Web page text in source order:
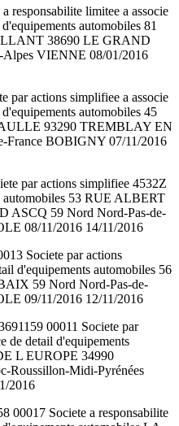
responsabilite limitee a associe
automobiles 81
38690 LE GRAND
Alpes VIENNE 08/01/2016
par actions simplifiee a associe
automobiles 45
93290 TREMBLAY EN
France BOBIGNY 07/11/2016
par actions simplifiee 4532Z
automobiles 53 RUE ALBERT
59 Nord Nord-Pas-de-
08/11/2016 14/11/2016
Societe par actions
d'equipements automobiles 56
59 Nord Nord-Pas-de-
09/11/2016 12/11/2016
00011 Societe par
de detail d'equipements
L EUROPE 34990
Roussillon-Midi-Pyrénées
2016
Societe a responsabilite